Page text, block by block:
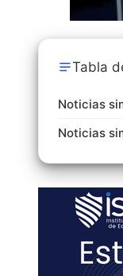
Tabla
Noticias
Noticias